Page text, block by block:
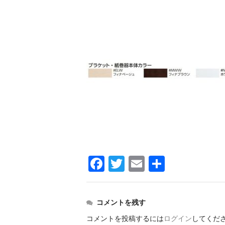
F
a
c
e
T
wi
tt
er
E
m
ail
有
コメントを残す
コメントを投稿するには ログイン してくだ